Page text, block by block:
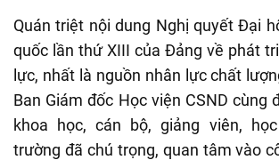
Quán triệt nội dung Nghị quyết Đại
quốc lần thứ XIII của Đảng về phát
lực, nhất là nguồn nhân lực chất
Ban Giám đốc Học viện CSND cùng
khoa học, cán bộ, giảng viên,
trường đã chú trọng, quan tâm vào